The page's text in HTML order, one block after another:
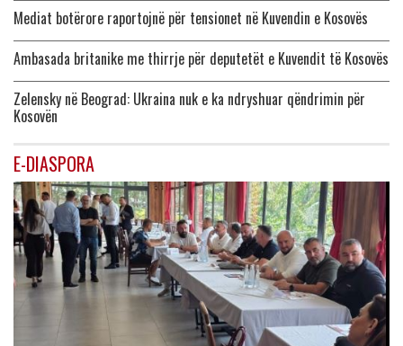
Mediat botërore raportojnë për tensionet në Kuvendin e Kosovës
Ambasada britanike me thirrje për deputetët e Kuvendit të Kosovës
Zelensky në Beograd: Ukraina nuk e ka ndryshuar qëndrimin për
Kosovën
E-DIASPORA